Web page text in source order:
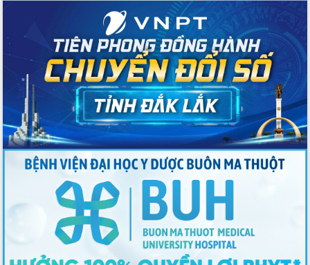
Du lịch Đắk Lắk nâng tầm trải nghiệm
du khách thông qua Hệ thống cơ sở dữ
liệu và Bản đồ số
Tập huấn ứng dụng trí tuệ nhân tạo (AI)
trong thương mại điện tử năm 2026
Đoàn đại biểu Quốc hội tỉnh Đắk Lắk
trao đổi thông tin trước Kỳ họp thứ
nhất, Quốc hội khóa XVI
Quyết liệt cải cách hành chính, khơi
thông nguồn lực phát triển
Nâng cao hiệu lực, hiệu quả HĐND
tỉnh thông qua hiện đại hóa hành chính
Xã Ea Phê gắn cải cách hành chính với
chuyển đổi số
Phó Chủ tịch Thường trực UBND tỉnh
Hồ Thị Nguyên Thảo làm việc tại Trung